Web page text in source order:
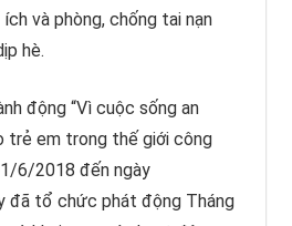
và phòng, chống tai nạn
hè.
động “Vì cuộc sống an
trẻ em trong thế giới công
6/2018 đến ngày
đã tổ chức phát động Tháng